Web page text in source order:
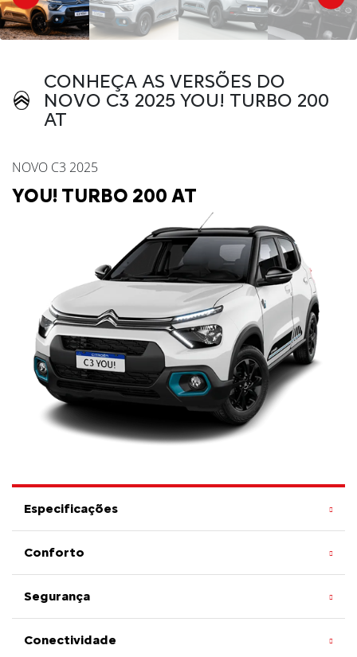
CONHEÇA AS VERSÕES DO
NOVO C3 2025 YOU! TURBO 200
AT
NOVO C3 2025
YOU! TURBO 200 AT
Especificações
Conforto
Segurança
Conectividade